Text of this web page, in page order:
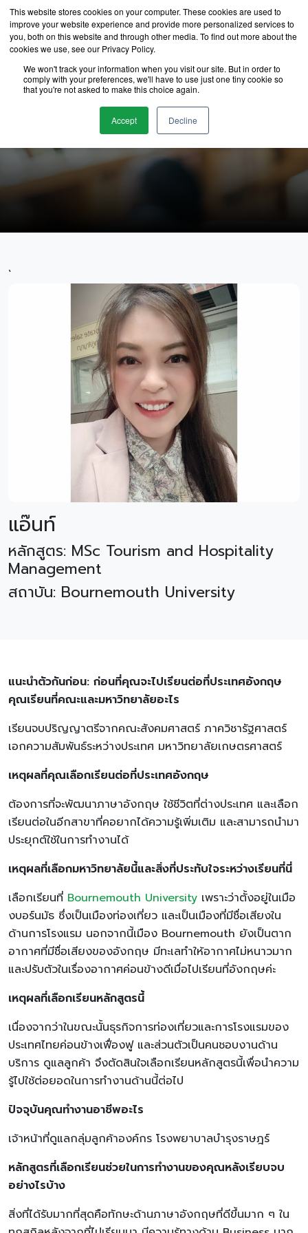
This website stores cookies on your computer. These cookies are used to
improve your website experience and provide more personalized services to
you, both on this website and through other media. To find out more about the
cookies we use, see our Privacy Policy.
We won't track your information when you visit our site. But in order to
comply with your preferences, we'll have to use just one tiny cookie so
that you're not asked to make this choice again.
Accept Decline
นักเรียนของเรา
`
แอ๊นท์
หลักสูตร: MSc Tourism and Hospitality
Management
สถาบัน: Bournemouth University
แนะนำตัวกันก่อน: ก่อนที่คุณจะไปเรียนต่อที่ประเทศอังกฤษ
คุณเรียนที่คณะและมหาวิทยาลัยอะไร
เรียนจบปริญญาตรีจากคณะสังคมศาสตร์ ภาควิชารัฐศาสตร์
เอกความสัมพันธ์ระหว่างประเทศ มหาวิทยาลัยเกษตรศาสตร์
เหตุผลที่คุณเลือกเรียนต่อที่ประเทศอังกฤษ
ต้องการที่จะพัฒนาภาษาอังกฤษ ใช้ชีวิตที่ต่างประเทศ และเลือก
เรียนต่อในอีกสาขาที่คอยากได้ความรู้เพิ่มเติม และสามารถนำมา
ประยุกต์ใช้ในการทำงานได้
เหตุผลที่เลือกมหาวิทยาลัยนี้และสิ่งที่ประทับใจระหว่างเรียนที่นี่
เลือกเรียนที่ Bournemouth University เพราะว่าตั้งอยู่ในเมือ
งบอร์นมัธ ซึ่งเป็นเมืองท่องเที่ยว และเป็นเมืองที่มีชื่อเสียงใน
ด้านการโรงแรม นอกจากนี้เมือง Bournemouth ยังเป็นตาก
อากาศที่มีชื่อเสียงของอังกฤษ มีทะเลทำให้อากาศไม่หนาวมาก
และปรับตัวในเรื่องอากาศค่อนข้างดีเมื่อไปเรียนที่อังกฤษค่ะ
เหตุผลที่เลือกเรียนหลักสูตรนี้
เนื่องจากว่าในขณะนั้นธุรกิจการท่องเที่ยวและการโรงแรมของ
ประเทศไทยค่อนข้างเฟื่องฟู และส่วนตัวเป็นคนชอบงานด้าน
บริการ ดูแลลูกค้า จึงตัดสินใจเลือกเรียนหลักสูตรนี้เพื่อนำความ
รู้ไปใช้ต่อยอดในการทำงานด้านนี้ต่อไป
ปัจจุบันคุณทำงานอาชีพอะไร
เจ้าหน้าที่ดูแลกลุ่มลูกค้าองค์กร โรงพยาบาลบำรุงราษฎร์
หลักสูตรที่เลือกเรียนช่วยในการทำงานของคุณหลังเรียบจบ
อย่างไรบ้าง
สิ่งที่ได้รับมากที่สุดคือทักษะด้านภาษาอังกฤษที่ดีขึ้นมาก ๆ ใน